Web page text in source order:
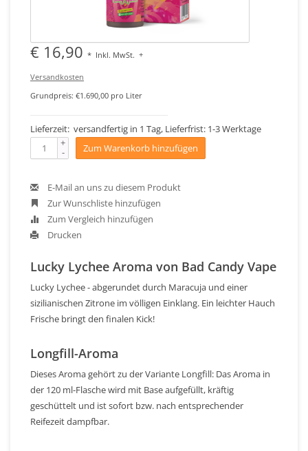
€ 16,90 * Inkl. MwSt. +
Versandkosten
Grundpreis: €1.690,00 pro Liter
Lieferzeit: versandfertig in 1 Tag, Lieferfrist: 1-3 Werktage
+
- Zum Warenkorb hinzufügen
E-Mail an uns zu diesem Produkt
Zur Wunschliste hinzufügen
Zum Vergleich hinzufügen
Drucken
Lucky Lychee Aroma von Bad Candy Vape
Lucky Lychee - abgerundet durch Maracuja und einer
sizilianischen Zitrone im völligen Einklang. Ein leichter Hauch
Frische bringt den finalen Kick!
Longfill-Aroma
Dieses Aroma gehört zu der Variante Longfill: Das Aroma in
der 120 ml-Flasche wird mit Base aufgefüllt, kräftig
geschüttelt und ist sofort bzw. nach entsprechender
Reifezeit dampfbar.